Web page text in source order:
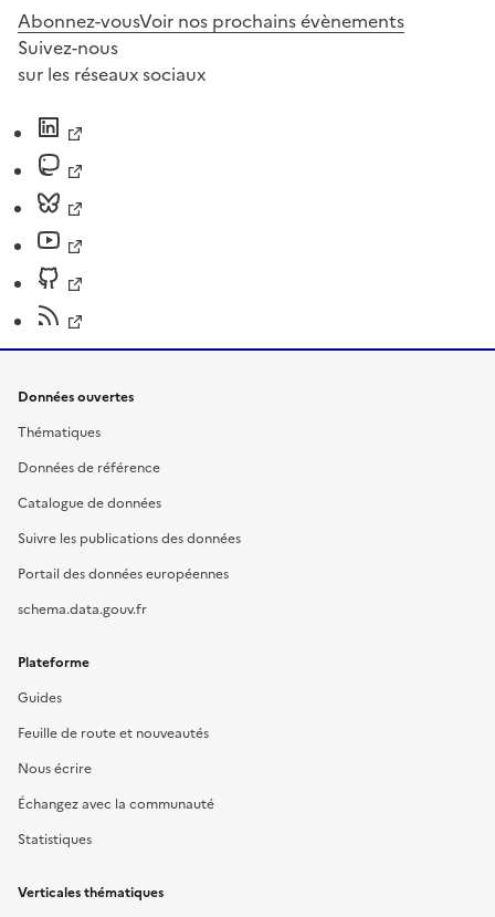
Abonnez-vousVoir nos prochains évènements
Suivez-nous
sur les réseaux sociaux
Données ouvertes
Thématiques
Données de référence
Catalogue de données
Suivre les publications des données
Portail des données européennes
schema.data.gouv.fr
Plateforme
Guides
Feuille de route et nouveautés
Nous écrire
Échangez avec la communauté
Statistiques
Verticales thématiques